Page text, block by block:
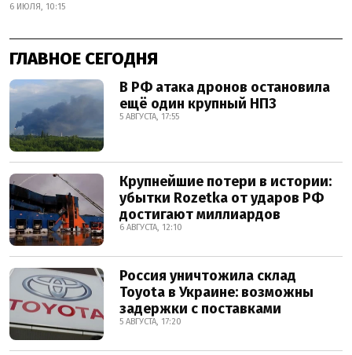
6 ИЮЛЯ, 10:15
ГЛАВНОЕ СЕГОДНЯ
В РФ атака дронов остановила
ещё один крупный НПЗ
5 АВГУСТА, 17:55
Крупнейшие потери в истории:
убытки Rozetka от ударов РФ
достигают миллиардов
6 АВГУСТА, 12:10
Россия уничтожила склад
Toyota в Украине: возможны
задержки с поставками
5 АВГУСТА, 17:20